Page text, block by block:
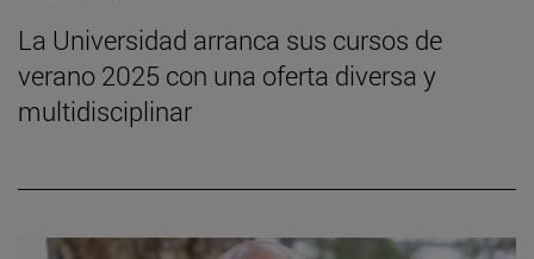
La Universidad arranca sus cursos de
verano 2025 con una oferta diversa y
multidisciplinar